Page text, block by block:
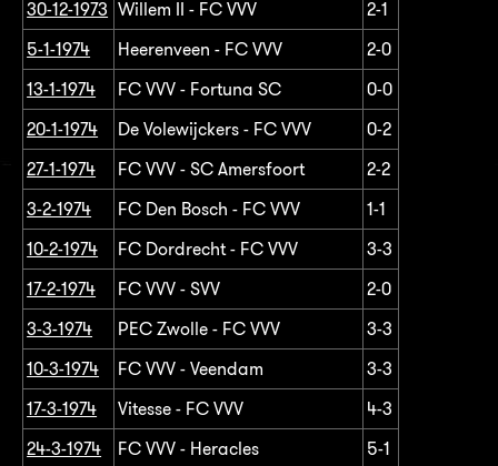
30-12-1973 Willem II - FC VVV
2-1
5-1-1974
Heerenveen - FC VVV
2-0
13-1-1974
FC VVV - Fortuna SC
0-0
20-1-1974
De Volewijckers - FC VVV
0-2
27-1-1974
FC VVV - SC Amersfoort
2-2
3-2-1974
FC Den Bosch - FC VVV
1-1
10-2-1974
FC Dordrecht - FC VVV
3-3
17-2-1974
FC VVV - SVV
2-0
3-3-1974
PEC Zwolle - FC VVV
3-3
10-3-1974
FC VVV - Veendam
3-3
17-3-1974
Vitesse - FC VVV
4-3
24-3-1974
FC VVV - Heracles
5-1